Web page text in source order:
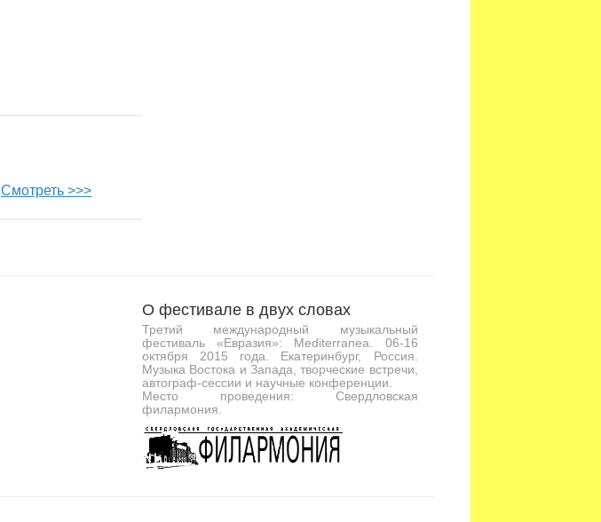
Смотреть >>>
О фестивале в двух словах
Третий международный музыкальный
фестиваль «Евразия»: Mediterranea. 06-16
октября 2015 года. Екатеринбург, Россия.
Музыка Востока и Запада, творческие встречи,
автограф-сессии и научные конференции.
Место проведения: Свердловская
филармония.